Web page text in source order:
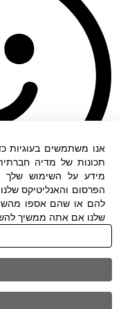
תנאי שימוש|
ל DWO ©
אנו משתמשים בעוגיות
תכונות של מדיה
מידע על השימוש שלך
הפרסום והאנליטיקס
להם או שהם אספו
שלנו אם אתה ממשיך